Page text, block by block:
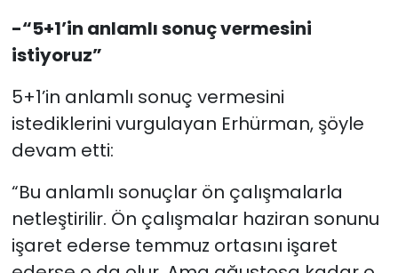
-“5+1’in anlamlı sonuç vermesini
istiyoruz”
5+1’in anlamlı sonuç vermesini
istediklerini vurgulayan Erhürman, şöyle
devam etti:
“Bu anlamlı sonuçlar ön çalışmalarla
netleştirilir. Ön çalışmalar haziran sonunu
işaret ederse temmuz ortasını işaret